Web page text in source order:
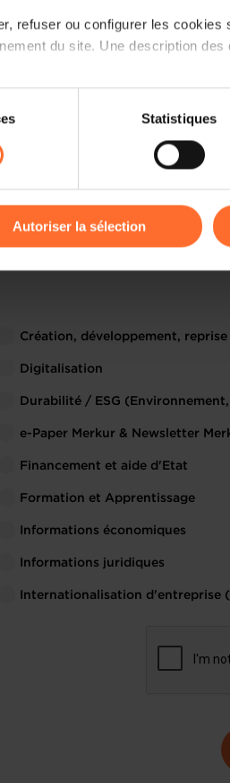
refuser ou configurer les cookies
du site. Une description
fonctionnalités (ex : lecture de
nécessaires.
Statistiques
Autoriser la sélection
préférée
Je souhaite recevoir la
Je souhaite recevoir des
Création, développement,
Digitalisation
Durabilité / ESG
e-Paper Merkur & Newsletter
Financement et aide d'Etat
Formation et Apprentissage
Informations économiques
Informations juridiques
Internationalisation d'entreprise